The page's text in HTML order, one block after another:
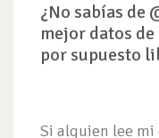
¿No sabías de
mejor datos
por supuesto
Si alguien lee mi